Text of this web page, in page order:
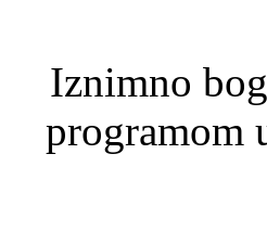
Iznimno
programom